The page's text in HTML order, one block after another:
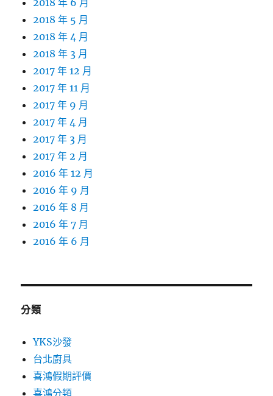
2018 年 6 月
2018 年 5 月
2018 年 4 月
2018 年 3 月
2017 年 12 月
2017 年 11 月
2017 年 9 月
2017 年 4 月
2017 年 3 月
2017 年 2 月
2016 年 12 月
2016 年 9 月
2016 年 8 月
2016 年 7 月
2016 年 6 月
分類
YKS沙發
台北廚具
喜鴻假期評價
喜鴻分類